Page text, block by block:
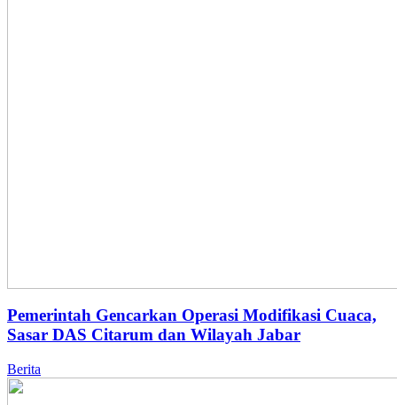
Pemerintah Gencarkan Operasi Modifikasi Cuaca,
Sasar DAS Citarum dan Wilayah Jabar
Berita